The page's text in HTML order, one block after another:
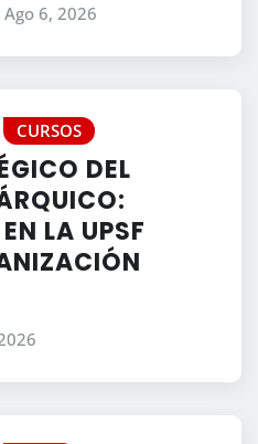
Ago 6, 2026
CURSOS
DEL
LA UPSF